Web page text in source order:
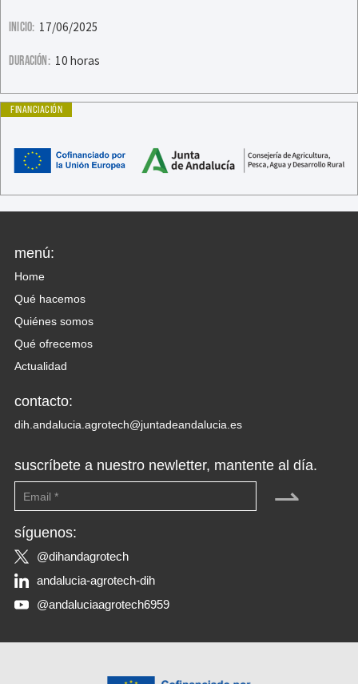
INICIO: 17/06/2025
DURACIÓN: 10 horas
FINANCIACIÓN
menú:
Home
Qué hacemos
Quiénes somos
Qué ofrecemos
Actualidad
contacto:
dih.andalucia.agrotech@juntadeandalucia.es
suscríbete a nuestro newletter, mantente al día.
⇀
síguenos:
@dihandagrotech
andalucia-agrotech-dih
@andaluciaagrotech6959